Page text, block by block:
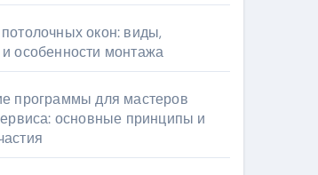
окон: виды,
особенности монтажа
программы для мастеров
основные принципы и